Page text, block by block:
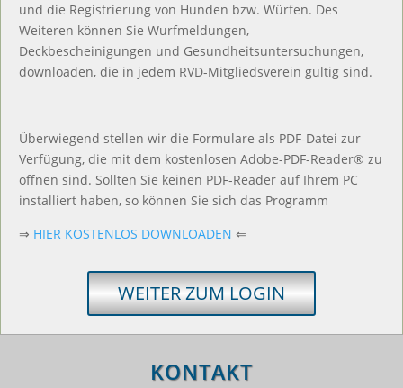
und die Registrierung von Hunden bzw. Würfen. Des
Weiteren können Sie Wurfmeldungen,
Deckbescheinigungen und Gesundheitsuntersuchungen,
downloaden, die in jedem RVD-Mitgliedsverein gültig sind.
Überwiegend stellen wir die Formulare als PDF-Datei zur
Verfügung, die mit dem kostenlosen Adobe-PDF-Reader® zu
öffnen sind. Sollten Sie keinen PDF-Reader auf Ihrem PC
installiert haben, so können Sie sich das Programm
⇒ HIER KOSTENLOS DOWNLOADEN ⇐
WEITER ZUM LOGIN
KONTAKT